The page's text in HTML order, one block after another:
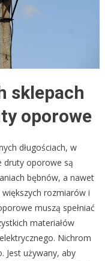
sklepach
oporowe
długościach, w
druty oporowe są
bębnów, a nawet
rozmiarów i
muszą spełniać
materiałów
Nichrom
używany, aby